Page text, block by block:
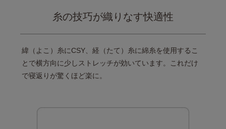
糸の技巧が織りなす快適性
緯（よこ）糸にCSY、経（たて）糸に綿糸を使用するこ
とで横方向に少しストレッチが効いています。
これだけ
で寝返りが驚くほど楽に。